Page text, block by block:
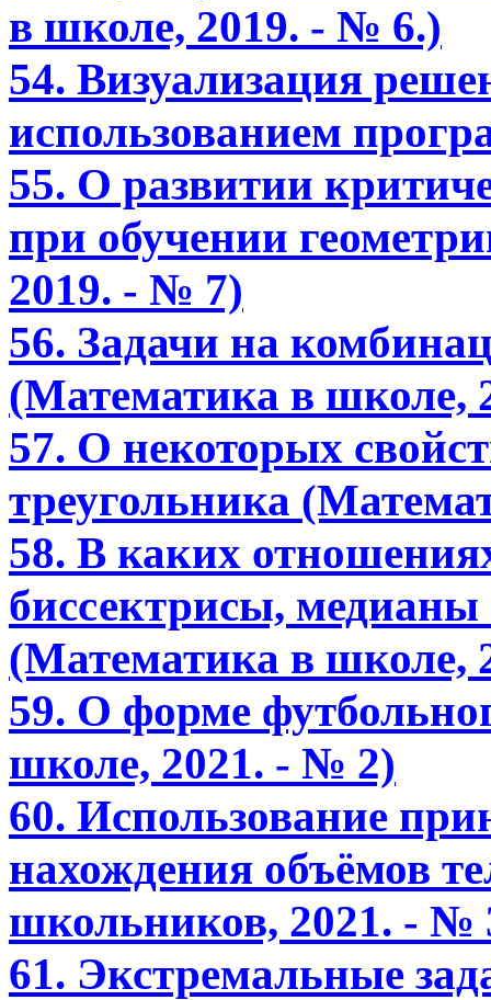
в школе, 2019. - № 6.)
54. Визуализация
использованием
55. О развитии
при обучении
2019. - № 7)
56. Задачи на
(Математика в школе,
57. О некоторых
треугольника
58. В каких
биссектрисы,
(Математика в школе,
59. О форме
школе, 2021. - № 2)
60. Использование
нахождения объёмов
школьников, 2021. - №
61. Экстремальные